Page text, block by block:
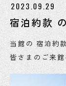
2023.09.29
宿泊約款
当館の 宿泊約款 は こちら からご確認い
皆さまのご来
す。